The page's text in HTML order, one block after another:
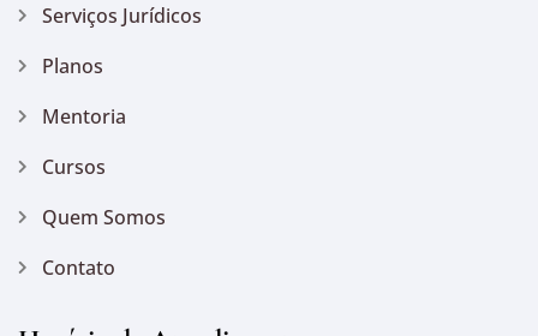
Serviços Jurídicos
Planos
Mentoria
Cursos
Quem Somos
Contato